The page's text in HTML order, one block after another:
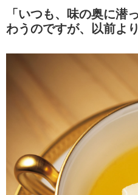
「いつも、味の奥に潜
わうのですが、以前よ